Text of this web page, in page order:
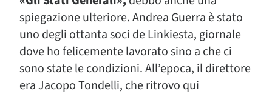
spiegazione ulteriore. Andrea Guerra è stato
uno degli ottanta soci de Linkiesta, giornale
dove ho felicemente lavorato sino a che ci
sono state le condizioni. All’epoca, il direttore
era Jacopo Tondelli, che ritrovo qui